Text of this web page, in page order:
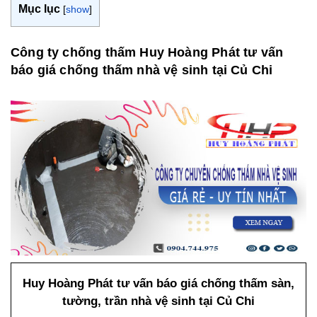
Mục lục [show]
Công ty chống thấm Huy Hoàng Phát tư vấn
báo giá chống thấm nhà vệ sinh tại Củ Chi
Huy Hoàng Phát tư vấn báo giá chống thấm sàn,
tường, trần nhà vệ sinh tại Củ Chi